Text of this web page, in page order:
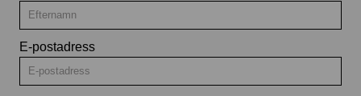
E-postadress